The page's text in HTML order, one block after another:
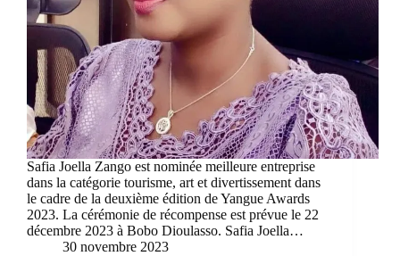
Safia Joella Zango est nominée meilleure entreprise
dans la catégorie tourisme, art et divertissement dans
le cadre de la deuxième édition de Yangue Awards
2023. La cérémonie de récompense est prévue le 22
décembre 2023 à Bobo Dioulasso. Safia Joella…
30 novembre 2023